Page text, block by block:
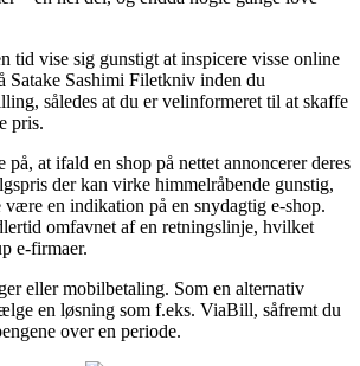
tid vise sig gunstigt at inspicere visse online
Satake Sashimi Filetkniv inden du
således at du er velinformeret til at skaffe
pris.
at ifald en shop på nettet annoncerer deres
der kan virke himmelråbende gunstig,
være en indikation på en snydagtig e-shop.
omfavnet af en retningslinje, hvilket
e-firmaer.
eller mobilbetaling. Som en alternativ
en løsning som f.eks. ViaBill, såfremt du
over en periode.